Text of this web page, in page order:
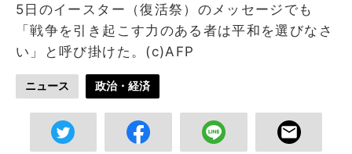
5日のイースター（復活祭）のメッセージでも
「戦争を引き起こす力のある者は平和を選びなさ
い」と呼び掛けた。(c)AFP
ニュース 政治・経済